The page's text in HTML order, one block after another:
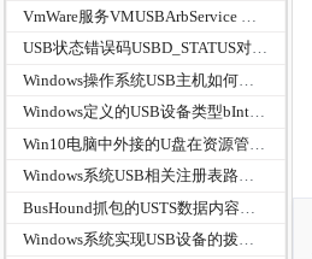
USB状态错误码USBD_STATUS对照表
Windows定义的USB设备类型bInterfaceClass
Windows系统USB相关注册表路径功能说明
Windows系统实现USB设备的拨出与重新插入